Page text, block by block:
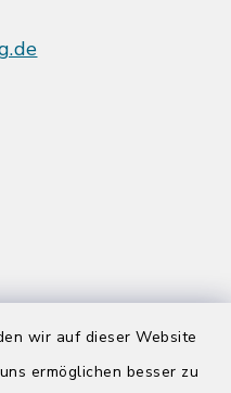
wir auf dieser Website
ermöglichen besser zu